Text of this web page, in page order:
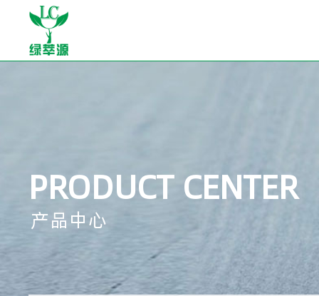
PRODUCT CENTER
产品中心